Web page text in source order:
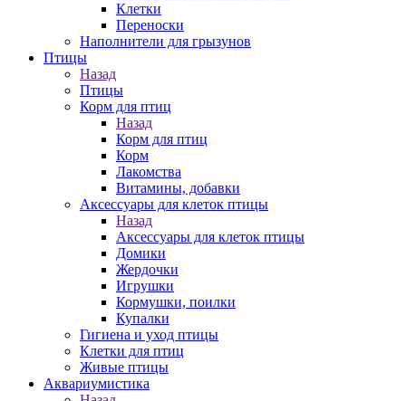
Клетки
Переноски
Наполнители для грызунов
Птицы
Назад
Птицы
Корм для птиц
Назад
Корм для птиц
Корм
Лакомства
Витамины, добавки
Аксессуары для клеток птицы
Назад
Аксессуары для клеток птицы
Домики
Жердочки
Игрушки
Кормушки, поилки
Купалки
Гигиена и уход птицы
Клетки для птиц
Живые птицы
Аквариумистика